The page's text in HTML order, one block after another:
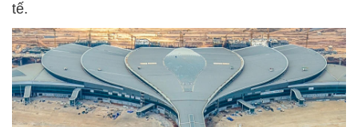
tế.